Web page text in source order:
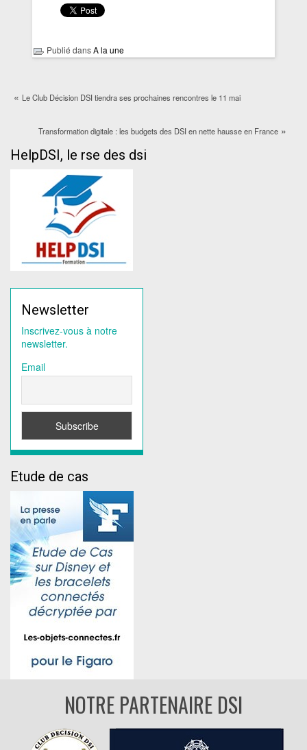
Publié dansA la une
« Le Club Décision DSI tiendra ses prochaines rencontres le 11 mai
Transformation digitale : les budgets des DSI en nette hausse en France »
HelpDSI, le rse des dsi
Newsletter
Inscrivez-vous à notre
newsletter.
Email
Etude de cas
NOTRE PARTENAIRE DSI